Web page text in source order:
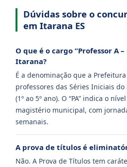
Dúvidas sobre o
em Itarana ES
O que é o cargo “Professor A
Itarana?
É a denominação que a
professores das Séries Iniciais
(1º ao 5º ano). O “PA” indica o
magistério municipal, com
semanais.
A prova de títulos é
Não. A Prova de Títulos tem